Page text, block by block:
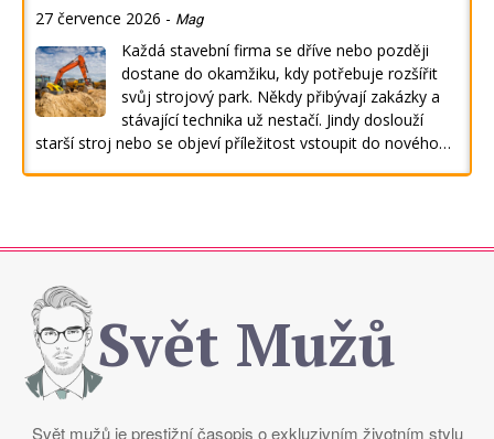
27 července 2026 - Mag
Každá stavební firma se dříve nebo později
dostane do okamžiku, kdy potřebuje rozšířit
svůj strojový park. Někdy přibývají zakázky a
stávající technika už nestačí. Jindy doslouží
starší stroj nebo se objeví příležitost vstoupit do nového…
Svět Mužů
Svět mužů je prestižní časopis o exkluzivním životním stylu